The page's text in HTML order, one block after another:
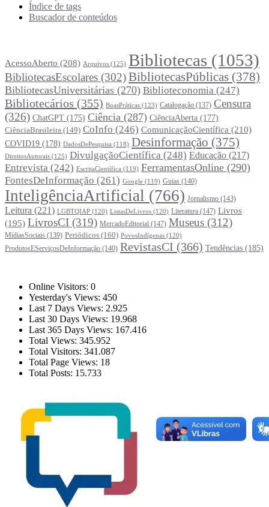
Índice de tags
Buscador de conteúdos
AcessoAberto (208) Arquivos (125) Bibliotecas (1053)
BibliotecasEscolares (302)BibliotecasPúblicas (378)
BibliotecasUniversitárias (270) Biblioteconomia (247)
Bibliotecários (355) BoasPráticas (123) Catalogação (137) Censura
(326) ChatGPT (175) Ciência (287) CiênciaAberta (177)
CiênciaBrasileira (149) CoInfo (246) ComunicaçãoCientífica (210)
COVID19 (178) DadosDePesquisa (118) Desinformação (375)
DireitosAutorais (125) DivulgaçãoCientífica (248) Educação (217)
Entrevista (242) EscritaCientífica (119) FerramentasOnline (290)
FontesDeInformação (261) Google (119) Guias (140)
InteligênciaArtificial (766) Jornalismo (143)
Leitura (221) LGBTQIAP (120) ListasDeLivros (120) Literatura (147) Livros
(195) LivrosCI (319) MercadoEditorial (147) Museus (312)
MídiasSociais (139) Periódicos (160) PovosIndígenas (120)
ProdutosEServiçosDeInformação (140) RevistasCI (366) Tendências (185)
Online Visitors: 0
Yesterday's Views: 450
Last 7 Days Views: 2.925
Last 30 Days Views: 19.968
Last 365 Days Views: 167.416
Total Views: 345.952
Total Visitors: 341.087
Total Page Views: 18
Total Posts: 15.733